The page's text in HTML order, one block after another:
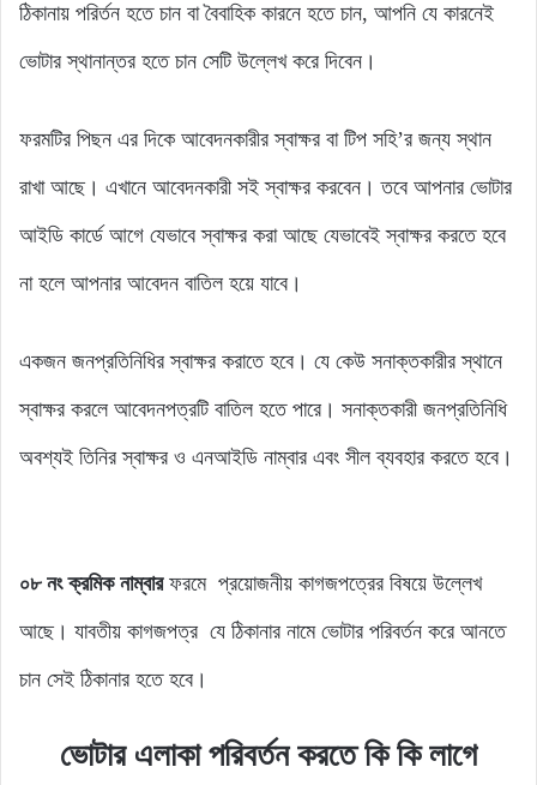
ঠিকানায় পরির্তন হতে চান বা বৈবাহিক কারনে হতে চান, আপনি যে কারনেই
ভোটার স্থানান্তর হতে চান সেটি উল্লেখ করে দিবেন।
ফরমটির পিছন এর দিকে আবেদনকারীর স্বাক্ষর বা টিপ সহি’র জন্য স্থান
রাখা আছে। এখানে আবেদনকারী সই স্বাক্ষর করবেন। তবে আপনার ভোটার
আইডি কার্ডে আগে যেভাবে স্বাক্ষর করা আছে যেভাবেই স্বাক্ষর করতে হবে
না হলে আপনার আবেদন বাতিল হয়ে যাবে।
একজন জনপ্রতিনিধির স্বাক্ষর করাতে হবে। যে কেউ সনাক্তকারীর স্থানে
স্বাক্ষর করলে আবেদনপত্রটি বাতিল হতে পারে। সনাক্তকারী জনপ্রতিনিধি
অবশ্যই তিনির স্বাক্ষর ও এনআইডি নাম্বার এবং সীল ব্যবহার করতে হবে।
০৮ নংক্রমিক নাম্বারফরমে প্রয়োজনীয় কাগজপত্রের বিষয়ে উল্লেখ
আছে। যাবতীয় কাগজপত্র যে ঠিকানার নামে ভোটার পরিবর্তন করে আনতে
চান সেই ঠিকানার হতে হবে।
ভোটার এলাকা পরিবর্তন করতে কি কি লাগে